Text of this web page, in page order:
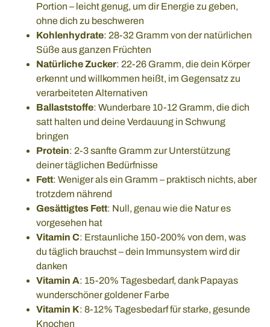
Portion – leicht genug, um dir Energie zu geben,
ohne dich zu beschweren
Kohlenhydrate: 28-32 Gramm von der natürlichen
Süße aus ganzen Früchten
Natürliche Zucker: 22-26 Gramm, die dein Körper
erkennt und willkommen heißt, im Gegensatz zu
verarbeiteten Alternativen
Ballaststoffe: Wunderbare 10-12 Gramm, die dich
satt halten und deine Verdauung in Schwung
bringen
Protein: 2-3 sanfte Gramm zur Unterstützung
deiner täglichen Bedürfnisse
Fett: Weniger als ein Gramm – praktisch nichts, aber
trotzdem nährend
Gesättigtes Fett: Null, genau wie die Natur es
vorgesehen hat
Vitamin C: Erstaunliche 150-200% von dem, was
du täglich brauchst – dein Immunsystem wird dir
danken
Vitamin A: 15-20% Tagesbedarf, dank Papayas
wunderschöner goldener Farbe
Vitamin K: 8-12% Tagesbedarf für starke, gesunde
Knochen